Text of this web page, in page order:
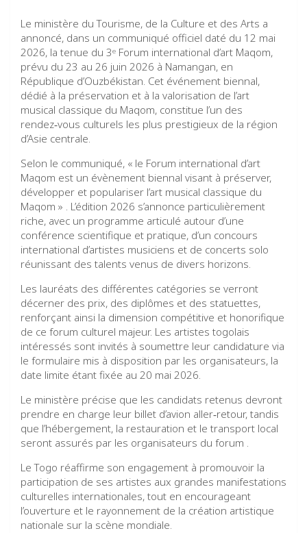
Le ministère du Tourisme, de la Culture et des Arts a
annoncé, dans un communiqué officiel daté du 12 mai
2026, la tenue du 3ᵉ Forum international d’art Maqom,
prévu du 23 au 26 juin 2026 à Namangan, en
République d’Ouzbékistan. Cet événement biennal,
dédié à la préservation et à la valorisation de l’art
musical classique du Maqom, constitue l’un des
rendez‑vous culturels les plus prestigieux de la région
d’Asie centrale.
Selon le communiqué, « le Forum international d’art
Maqom est un évènement biennal visant à préserver,
développer et populariser l’art musical classique du
Maqom » . L’édition 2026 s’annonce particulièrement
riche, avec un programme articulé autour d’une
conférence scientifique et pratique, d’un concours
international d’artistes musiciens et de concerts solo
réunissant des talents venus de divers horizons.
Les lauréats des différentes catégories se verront
décerner des prix, des diplômes et des statuettes,
renforçant ainsi la dimension compétitive et honorifique
de ce forum culturel majeur. Les artistes togolais
intéressés sont invités à soumettre leur candidature via
le formulaire mis à disposition par les organisateurs, la
date limite étant fixée au 20 mai 2026.
Le ministère précise que les candidats retenus devront
prendre en charge leur billet d’avion aller‑retour, tandis
que l’hébergement, la restauration et le transport local
seront assurés par les organisateurs du forum .
Le Togo réaffirme son engagement à promouvoir la
participation de ses artistes aux grandes manifestations
culturelles internationales, tout en encourageant
l’ouverture et le rayonnement de la création artistique
nationale sur la scène mondiale.